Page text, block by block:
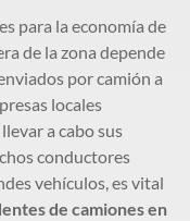
para la economía de
de la zona depende
por camión a
locales
a cabo sus
conductores
vehículos, es vital
de camiones en